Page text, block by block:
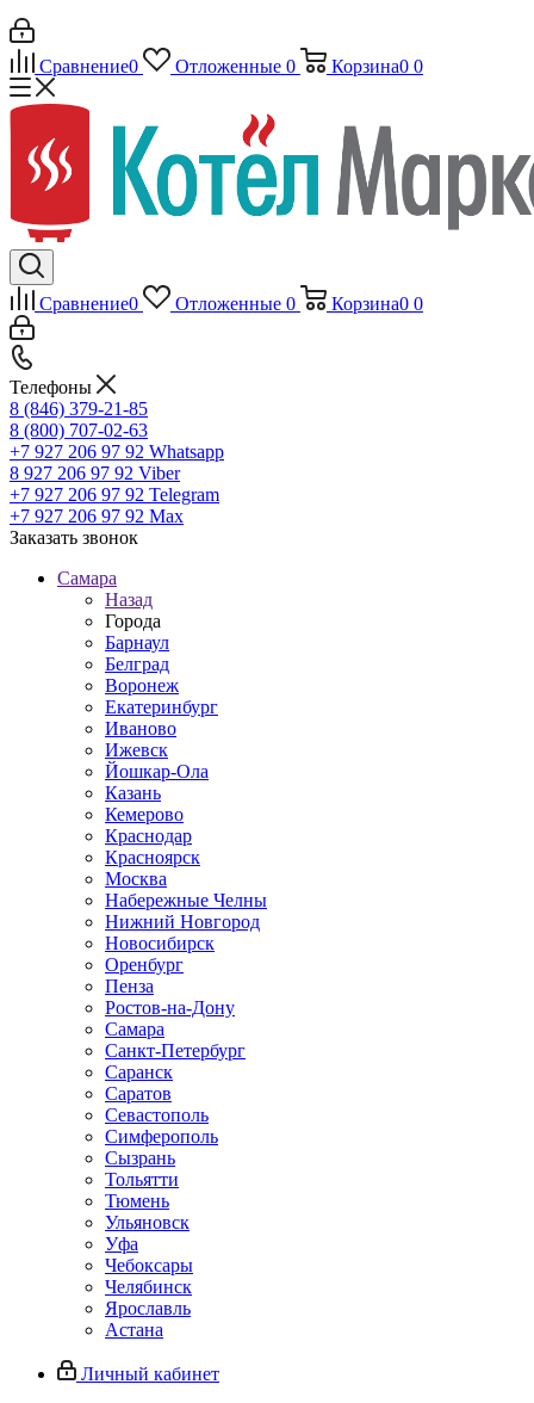
Сравнение0 Отложенные 0 Корзина0 0
Сравнение0 Отложенные 0 Корзина0 0
Телефоны
8 (846) 379-21-85
8 (800) 707-02-63
+7 927 206 97 92 Whatsapp
8 927 206 97 92 Viber
+7 927 206 97 92 Telegram
+7 927 206 97 92 Max
Заказать звонок
Самара
Назад
Города
Барнаул
Белград
Воронеж
Екатеринбург
Иваново
Ижевск
Йошкар-Ола
Казань
Кемерово
Краснодар
Красноярск
Москва
Набережные Челны
Нижний Новгород
Новосибирск
Оренбург
Пенза
Ростов-на-Дону
Самара
Санкт-Петербург
Саранск
Саратов
Севастополь
Симферополь
Сызрань
Тольятти
Тюмень
Ульяновск
Уфа
Чебоксары
Челябинск
Ярославль
Астана
Личный кабинет